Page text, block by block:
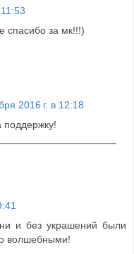
спасибо за мк!!!)
2016 г. в 12:18
поддержку!
и без украшений были
волшебными!